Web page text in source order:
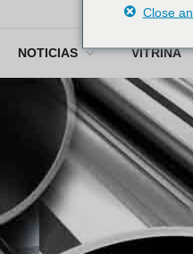
NOTICIAS VITRINA
Close